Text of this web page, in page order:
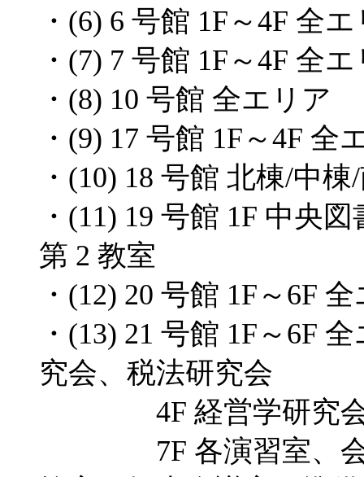
・(6) 6 号館 1F～4F 全
・(7) 7 号館 1F～4F 全
・(8) 10 号館 全エリア
・(9) 17 号館 1F～4F 全
・(10) 18 号館 北棟/中
・(11) 19 号館 1F 中央
第 2 教室
・(12) 20 号館 1F～6F
・(13) 21 号館 1F～6F
究会、税法研究会
4F 経営学研究会、
7F 各演習室、会計